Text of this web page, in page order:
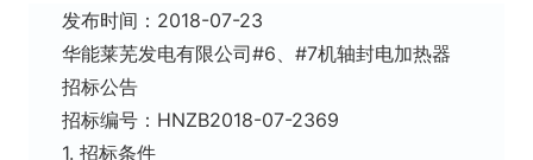
发布时间：2018-07-23
华能莱芜发电有限公司#6、#7机轴封电加热器
招标公告
招标编号：HNZB2018-07-2369
1. 招标条件